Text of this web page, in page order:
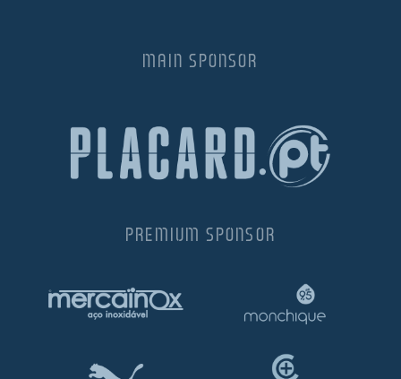
MAIN SPONSOR
PREMIUM SPONSOR